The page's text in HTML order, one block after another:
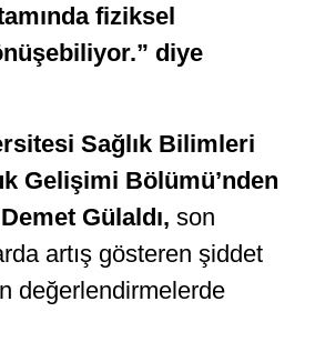
fiziksel
diye
Sağlık Bilimleri
Gelişimi Bölümü’nden
Gülaldı, son
artış gösteren şiddet
değerlendirmelerde